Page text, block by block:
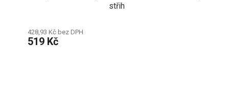
střih
428,93 Kč bez DPH
519 Kč